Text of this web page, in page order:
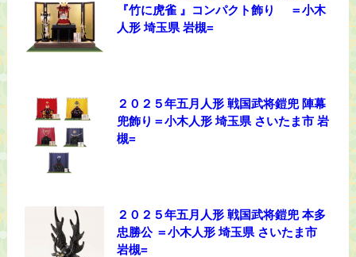
『竹に虎雀 』コンパクト飾り ＝小木
人形 埼玉県 岩槻=
２０２５年五月人形 戦国武将鎧兜 陣幕
兜飾り＝小木人形 埼玉県 さいたま市 岩
槻=
２０２５年五月人形 戦国武将鎧兜 本多
忠勝公 ＝小木人形 埼玉県 さいたま市
岩槻=